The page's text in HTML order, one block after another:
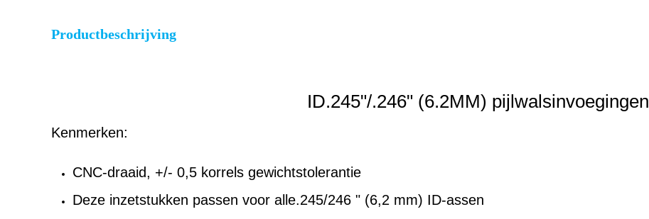
Productbeschrijving
ID.245"/.246" (6.2MM) pijlwalsinvoegingen
Kenmerken:
CNC-draaid, +/- 0,5 korrels gewichtstolerantie
Deze inzetstukken passen voor alle.245/246 " (6,2 mm) ID-assen